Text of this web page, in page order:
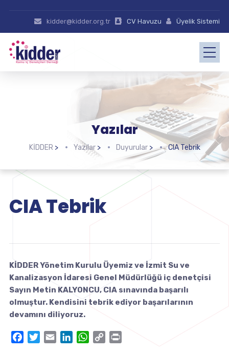
kidder@kidder.org.tr CV Havuzu Üyelik Sistemi
Yazılar
KİDDER > Yazılar> Duyurular> CIA Tebrik
CIA Tebrik
KİDDER Yönetim Kurulu Üyemiz ve İzmit Su ve
Kanalizasyon İdaresi Genel Müdürlüğü iç denetçisi
Sayın Metin KALYONCU, CIA sınavında başarılı
olmuştur. Kendisini tebrik ediyor başarılarının
devamını diliyoruz.
FacebookTwitter
Email LinkedInWhatsApp
Copy